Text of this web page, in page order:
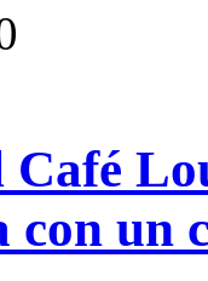
Café
un